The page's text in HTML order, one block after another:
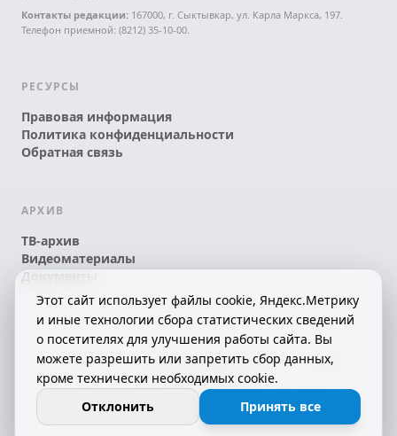
Контакты редакции: 167000, г. Сыктывкар, ул. Карла Маркса, 197.
Телефон приемной: (8212) 35-10-00.
РЕСУРСЫ
Правовая информация
Политика конфиденциальности
Обратная связь
АРХИВ
ТВ-архив
Видеоматериалы
Документы
© 2026 АО «КРТК» • КОМИ ЙÖЗЛЫ — КОМИ
ТЕЛЕКАНАЛ!
СДЕЛАНО С ЛЮБОВЬЮ К РЕСПУБЛИКЕ КОМИ
16+
Этот сайт использует файлы cookie, Яндекс.Метрику
и иные технологии сбора статистических сведений
о посетителях для улучшения работы сайта. Вы
можете разрешить или запретить сбор данных,
кроме технически необходимых cookie.
Отклонить
Принять все